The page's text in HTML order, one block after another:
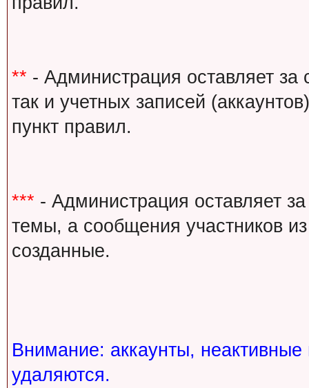
** - Администрация оставляет
так и учетных записей
пункт правил.
*** - Администрация оставляет
темы, а сообщения участников
созданные.
Внимание: аккаунты,
удаляются.